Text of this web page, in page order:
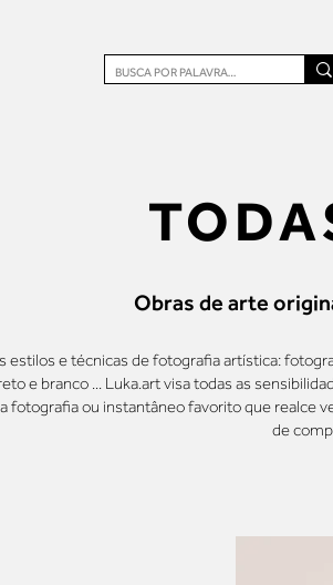
Obras de arte
estilos e técnicas de fotografia artística:
e branco ... Luka.art visa todas as
fotografia ou instantâneo favorito que realce
de